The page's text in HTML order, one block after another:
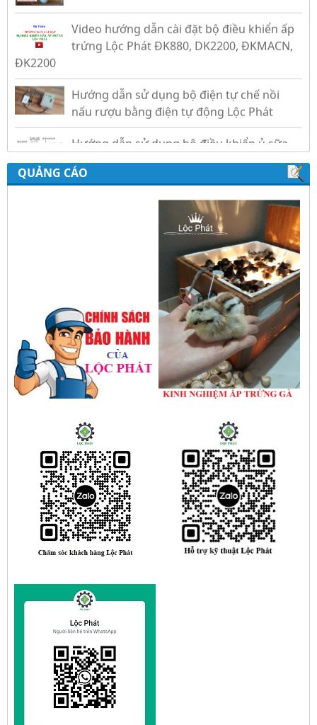
Video hướng dẫn cài đặt bộ điều khiển ấp
trứng Lộc Phát ĐK880, DK2200, ĐKMACN,
ĐK2200
Hướng dẫn sử dụng bộ điện tự chế nồi
nấu rượu bằng điện tự động Lộc Phát
Hướng dẫn sử dụng bộ điều khiển ủ sữa
chua công nghiệp Lộc Phát
Hướng dẫn sử dụng bộ điều khiển độ ẩm
gold, nhiệt độ và ánh sáng tự động Lộc
QUẢNG CÁO